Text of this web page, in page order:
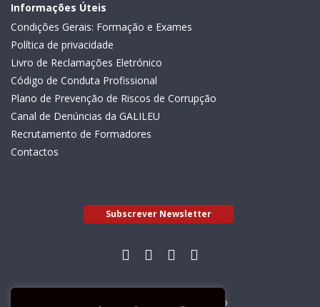
Informações Úteis
Condições Gerais: Formação e Exames
Política de privacidade
Livro de Reclamações Eletrónico
Código de Conduta Profissional
Plano de Prevenção de Riscos de Corrupção
Canal de Denúncias da GALILEU
Recrutamento de Formadores
Contactos
Subscrever Newsletter
Livro de Reclamações Electrónico